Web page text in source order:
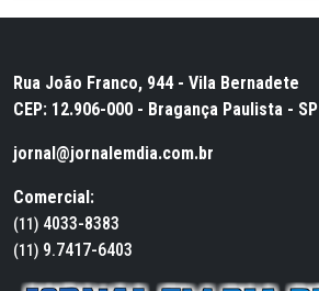
Rua João Franco, 944 - Vila Bernadete
CEP: 12.906-000 - Bragança Paulista - SP
jornal@jornalemdia.com.br
Comercial:
(11) 4033-8383
(11) 9.7417-6403